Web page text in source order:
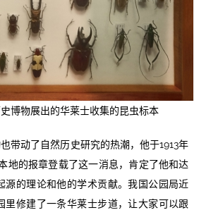
博物展出的华莱士收集的昆虫标本
带动了自然历史研究的热潮，他于1913年
地的报章登载了这一消息，肯定了他和达
源的理论和他的学术贡献。我国公园局近
里修建了一条华莱士步道，让大家可以跟